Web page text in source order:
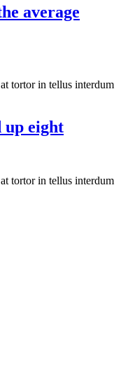
average
tortor in tellus interdum
up eight
tortor in tellus interdum